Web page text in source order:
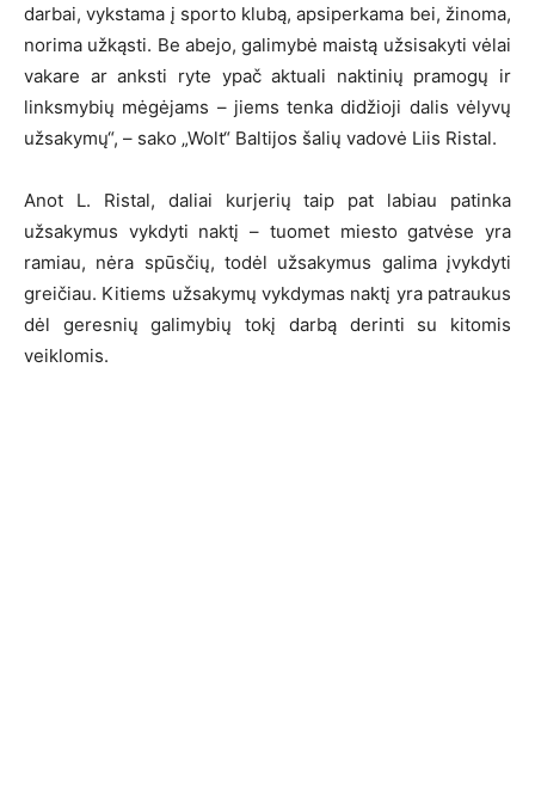
darbai, vykstama į sporto klubą, apsiperkama bei, žinoma,
norima užkąsti. Be abejo, galimybė maistą užsisakyti vėlai
vakare ar anksti ryte ypač aktuali naktinių pramogų ir
linksmybių mėgėjams – jiems tenka didžioji dalis vėlyvų
užsakymų“, – sako „Wolt“ Baltijos šalių vadovė Liis Ristal.
Anot L. Ristal, daliai kurjerių taip pat labiau patinka
užsakymus vykdyti naktį – tuomet miesto gatvėse yra
ramiau, nėra spūsčių, todėl užsakymus galima įvykdyti
greičiau. Kitiems užsakymų vykdymas naktį yra patraukus
dėl geresnių galimybių tokį darbą derinti su kitomis
veiklomis.